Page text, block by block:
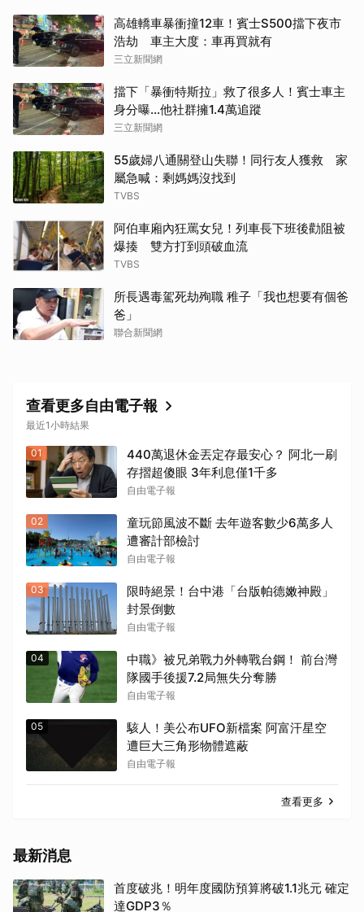
高雄轎車暴衝撞12車！賓士S500擋下夜市
浩劫 車主大度：車再買就有
三立新聞網
擋下「暴衝特斯拉」救了很多人！賓士車主
身分曝…他社群擁1.4萬追蹤
三立新聞網
55歲婦八通關登山失聯！同行友人獲救 家
屬急喊：剩媽媽沒找到
TVBS
阿伯車廂內狂罵女兒！列車長下班後勸阻被
爆揍 雙方打到頭破血流
TVBS
所長遇毒駕死劫殉職 稚子「我也想要有個爸
爸」
聯合新聞網
查看更多自由電子報
最近1小時結果
01
440萬退休金丟定存最安心？ 阿北一刷
存摺超傻眼 3年利息僅1千多
自由電子報
02
童玩節風波不斷 去年遊客數少6萬多人
遭審計部檢討
自由電子報
03
限時絕景！台中港「台版帕德嫩神殿」
封景倒數
自由電子報
04
中職》被兄弟戰力外轉戰台鋼！ 前台灣
隊國手後援7.2局無失分奪勝
自由電子報
05
駭人！美公布UFO新檔案 阿富汗星空
遭巨大三角形物體遮蔽
自由電子報
查看更多
最新消息
首度破兆！明年度國防預算將破1.1兆元 確定
達GDP3％